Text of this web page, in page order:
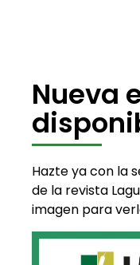
Nueva
Hazte ya con la
de la revista
imagen para